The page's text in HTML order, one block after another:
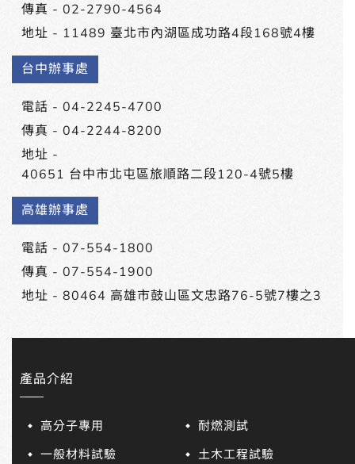
傳真 - 02-2790-4564
地址 - 11489 臺北市內湖區成功路4段168號4樓
台中辦事處
電話 - 04-2245-4700
傳真 - 04-2244-8200
地址 -
40651 台中市北屯區旅順路二段120-4號5樓
高雄辦事處
電話 - 07-554-1800
傳真 - 07-554-1900
地址 - 80464 高雄市鼓山區文忠路76-5號7樓之3
產品介紹
高分子專用
耐燃測試
一般材料試驗
土木工程試驗